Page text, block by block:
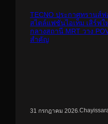
TECNO ประกาศทรานส์
สไตล์แฟชั่นไอเท็ม เสิร์ฟ
กลางสถานี MRT วาง
สำคัญ
31 กรกฎาคม 2026.